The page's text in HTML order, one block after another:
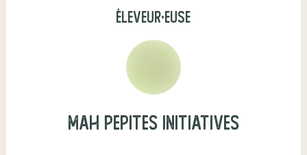
éleveur·euse
mah pepites initiatives